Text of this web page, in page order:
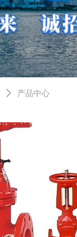
ꄲ 产品中心